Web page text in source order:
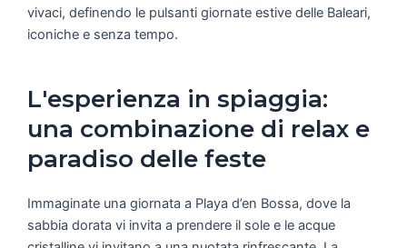
vivaci, definendo le pulsanti giornate estive delle Baleari,
iconiche e senza tempo.
L'esperienza in spiaggia:
una combinazione di relax e
paradiso delle feste
Immaginate una giornata a Playa d’en Bossa, dove la
sabbia dorata vi invita a prendere il sole e le acque